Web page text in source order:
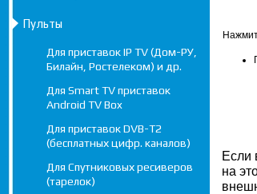
Если
на
Пульты
Для приставок IP TV (Дом-РУ,
Билайн, Ростелеком) и др.
Для Smart TV приставок
Android TV Box
Для приставок DVB-T2
(бесплатных цифр. каналов)
Для Спутниковых ресиверов
(тарелок)